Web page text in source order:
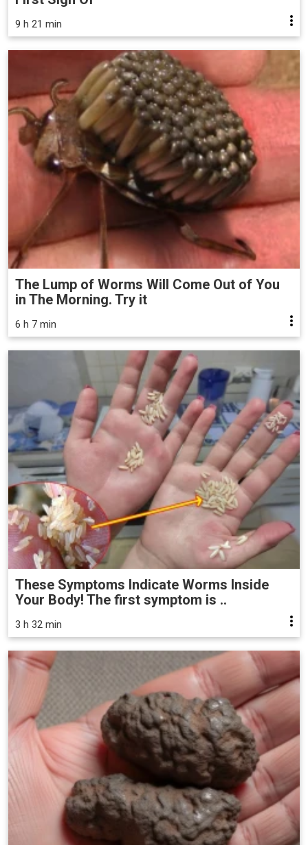
9 h 21 min
The Lump of Worms Will Come Out of You
in The Morning. Try it
6 h 7 min
These Symptoms Indicate Worms Inside
Your Body! The first symptom is ..
3 h 32 min